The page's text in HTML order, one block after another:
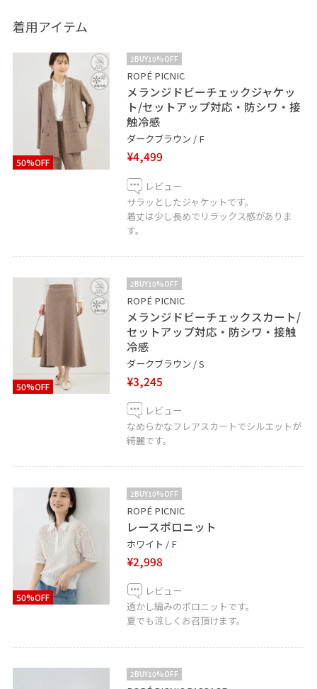
着用アイテム
50%OFF
2BUY10%OFF
ROPÉ PICNIC
メランジドビーチェックジャケッ
ト/セットアップ対応・防シワ・接
触冷感
ダークブラウン / F
¥4,499
レビュー
サラッとしたジャケットです。
着丈は少し長めでリラックス感がありま
す。
50%OFF
2BUY10%OFF
ROPÉ PICNIC
メランジドビーチェックスカート/
セットアップ対応・防シワ・接触
冷感
ダークブラウン / S
¥3,245
レビュー
なめらかなフレアスカートでシルエットが
綺麗です。
50%OFF
2BUY10%OFF
ROPÉ PICNIC
レースポロニット
ホワイト / F
¥2,998
レビュー
透かし編みのポロニットです。
夏でも涼しくお召頂けます。
2BUY10%OFF